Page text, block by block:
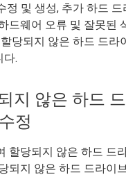
정 및 생성, 추가 하드 드
드웨어 오류 및 잘못된
당되지 않은 하드 드라
다.
지 않은 하드
정
할당되지 않은 하드 드
되지 않은 하드 드라이